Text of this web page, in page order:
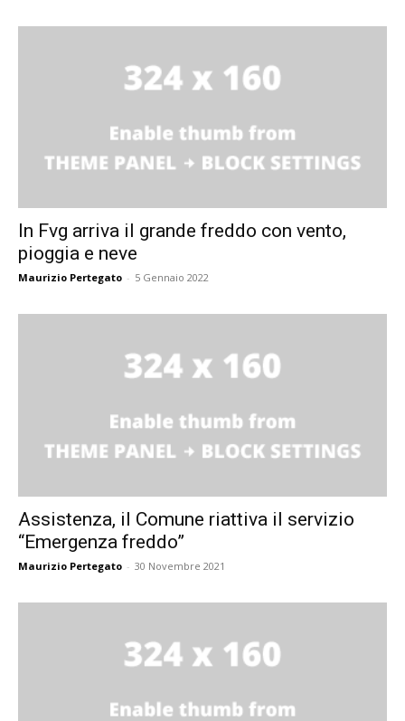
In Fvg arriva il grande freddo con vento,
pioggia e neve
Maurizio Pertegato - 5 Gennaio 2022
Assistenza, il Comune riattiva il servizio
“Emergenza freddo”
Maurizio Pertegato - 30 Novembre 2021